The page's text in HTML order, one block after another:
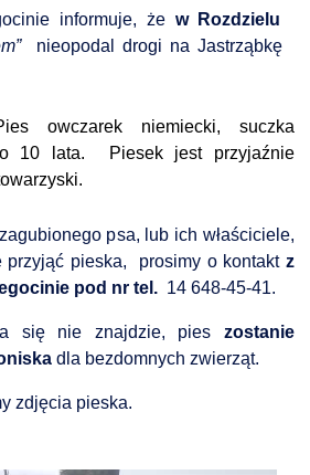
informuje, że w Rozdzielu
nieopodal drogi na Jastrząbkę
owczarek niemiecki, suczka
10 lata. Piesek jest przyjaźnie
psa, lub ich właściciele,
przyjąć pieska, prosimy o kontakt z
pod nr tel. 14 648-45-41.
się nie znajdzie, pies zostanie
dla bezdomnych zwierząt.
zdjęcia pieska.